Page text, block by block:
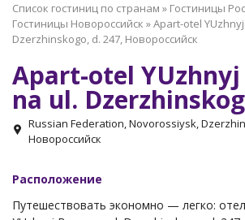
Список гостиниц по странам » Гостиницы
Гостиницы Новороссийск »Apart-otel
Dzerzhinskogo, d. 247, Новороссийск
Apart-otel YUzhnyj
na ul.
Russian Federation, Novorossiysk,
Новороссийск
Расположение
Путешествовать экономно — легко: